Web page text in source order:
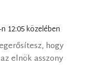
12:05 közelében
hogy
elnök asszony